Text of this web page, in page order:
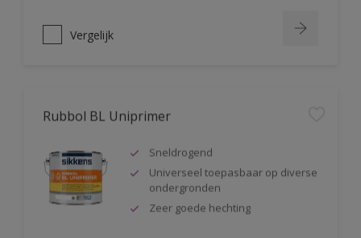
Vergelijk
Rubbol BL Uniprimer
Sneldrogend
Universeel toepasbaar op diverse
ondergronden
Zeer goede hechting